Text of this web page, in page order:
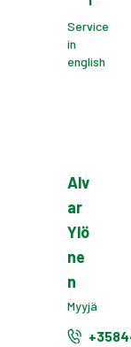
Service
in
english
Alv
ar
Ylö
ne
n
Myyjä